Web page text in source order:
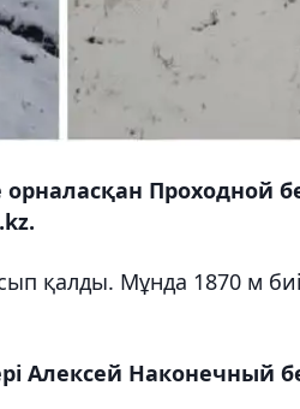
орналасқан Проходной
қалды. Мұнда 1870 м
Алексей Наконечный